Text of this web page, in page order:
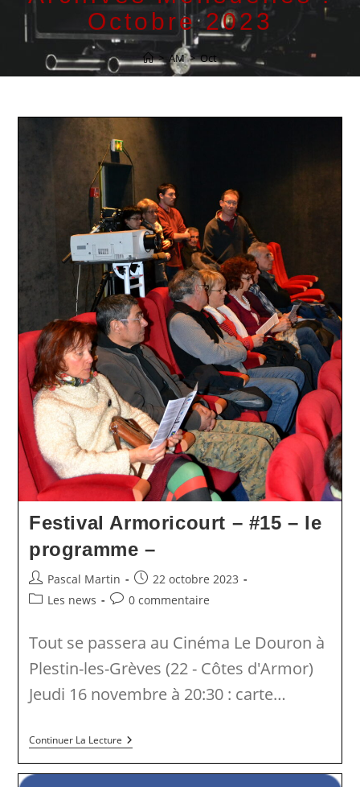
Octobre 2023
> AM > Oct
Festival Armoricourt – #15 – le
programme –
Auteur/autrice
de
Pascal Martin
Publication
publiée :
22 octobre 2023
PostLes news
Commentaires
publication :
0 commentaire
Tout se passera au Cinéma Le Douron à
Plestin-les-Grèves (22 - Côtes d'Armor)
Jeudi 16 novembre à 20:30 : carte…
Continuer La LectureFestival
Armoricourt
–
#15